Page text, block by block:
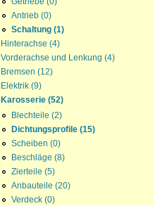
Antrieb (0)
Schaltung (1)
Hinterachse (4)
Vorderachse und Lenkung (4)
Bremsen (12)
Elektrik (9)
Karosserie (52)
Blechteile (2)
Dichtungsprofile (15)
Scheiben (0)
Beschläge (8)
Zierteile (5)
Anbauteile (20)
Verdeck (0)